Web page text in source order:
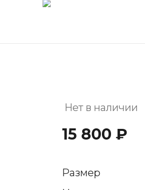
Нет в наличии
15 800 ₽
Размер